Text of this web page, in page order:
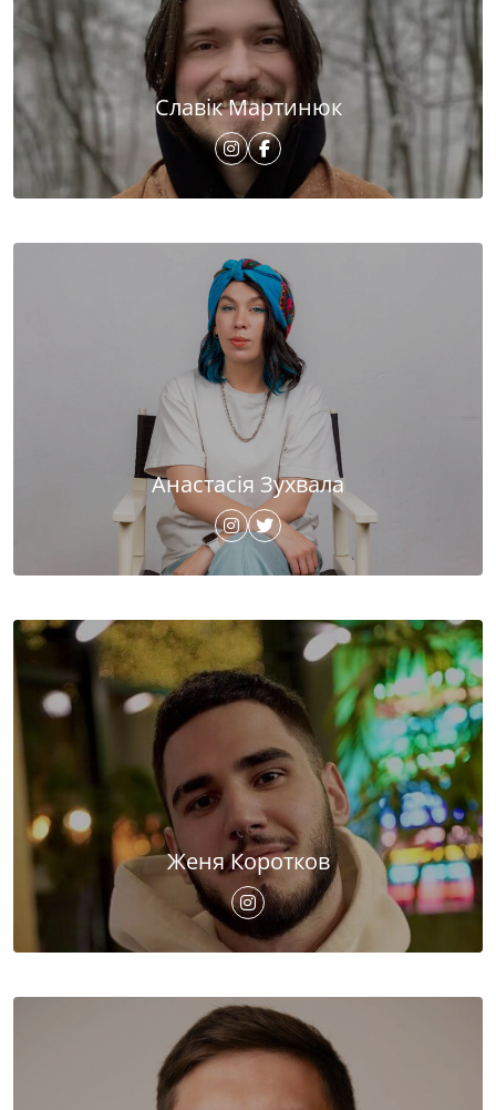
Славік Мартинюк
Анастасія Зухвала
Женя Коротков